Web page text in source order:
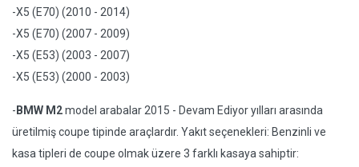
-X5 (E70) (2010 - 2014)
-X5 (E70) (2007 - 2009)
-X5 (E53) (2003 - 2007)
-X5 (E53) (2000 - 2003)
- BMW M2model arabalar 2015 - Devam Ediyor yılları arasında
üretilmiş coupe tipinde araçlardır. Yakıt seçenekleri: Benzinli ve
kasa tipleri de coupe olmak üzere 3 farklı kasaya sahiptir: